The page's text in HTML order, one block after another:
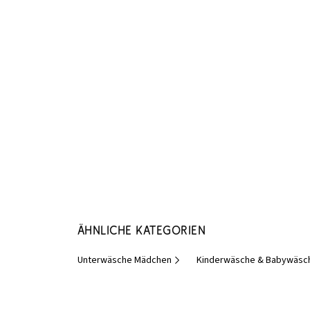
Ähnliche Kategorien
Unterwäsche Mädchen Kinderwäsche &